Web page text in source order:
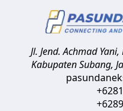
Jl. Jend. Achmad
Kabupaten Subang,